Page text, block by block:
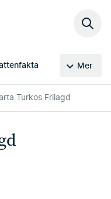
Mer
Sök
Turkos Frilagd